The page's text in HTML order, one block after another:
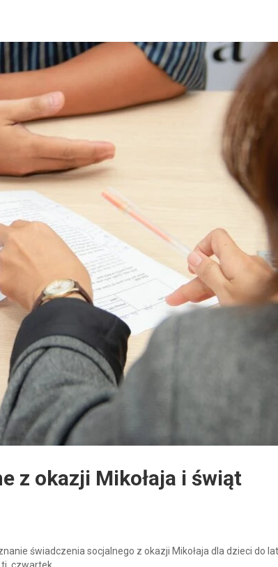
z okazji Mikołaja i świąt
świadczenia socjalnego z okazji Mikołaja dla dzieci do